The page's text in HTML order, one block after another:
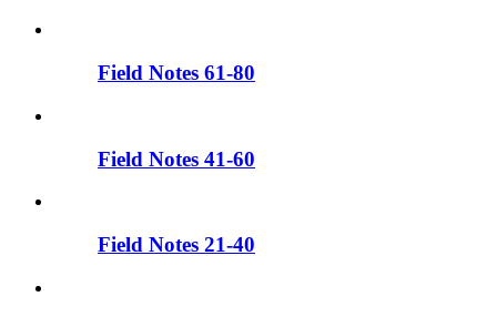
Field Notes 61-80
Field Notes 41-60
Field Notes 21-40